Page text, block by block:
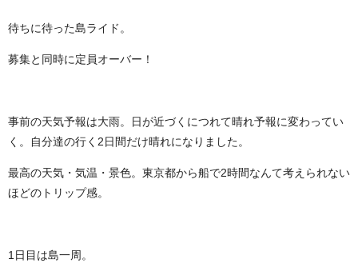
待ちに待った島ライド。
募集と同時に定員オーバー！
事前の天気予報は大雨。日が近づくにつれて晴れ予報に変わってい
く。自分達の行く2日間だけ晴れになりました。
最高の天気・気温・景色。東京都から船で2時間なんて考えられない
ほどのトリップ感。
1日目は島一周。